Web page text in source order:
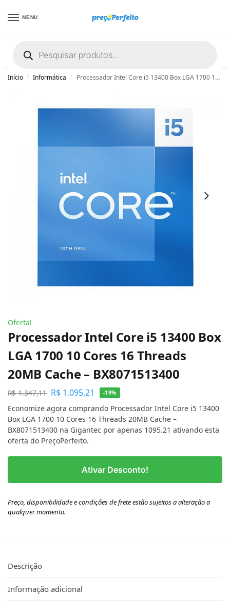
MENU
Início / Informática / Processador Intel Core i5 13400 Box LGA 1700 10 Cores 16 Threads 20MB Cache – BX8071513400
Oferta!
Processador Intel Core i5 13400 Box
LGA 1700 10 Cores 16 Threads
20MB Cache – BX8071513400
R$1.347,11 R$ 1.095,21 -19%
Economize agora comprando Processador Intel Core i5 13400
Box LGA 1700 10 Cores 16 Threads 20MB Cache –
BX8071513400 na Gigantec por apenas 1095.21 ativando esta
oferta do PreçoPerfeito.
Ativar Desconto!
Preço, disponibilidade e condições de frete estão sujeitos a alteração a
qualquer momento.
Descrição
Informação adicional